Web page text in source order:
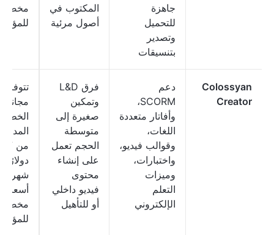
جاهزة
للتحميل
وتصدير
بتنسيقات
المكتوب في
أصول مرئية
Colossyan
Creator
دعم
SCORM،
وأفاتار متعددة
اللغات،
وقوالب فيديو،
واختبارات،
وميزات
التعلم
الإلكتروني
فرق L&D
وتمكين
صغيرة إلى
متوسطة
الحجم تعمل
على إنشاء
محتوى
فيديو داخلي
أو للتأهيل
تتوفر
الخطط
من 27
دولارًا
شهريًا؛
أسعار